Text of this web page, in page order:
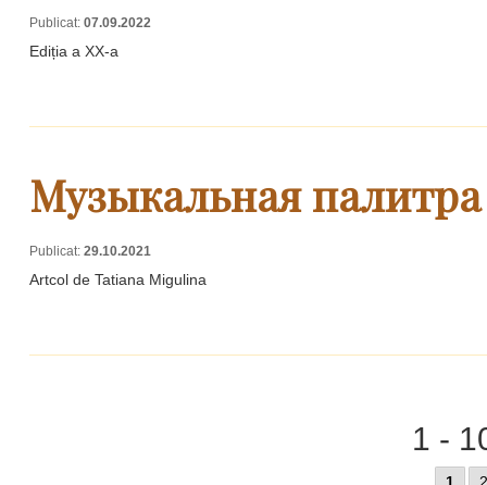
Publicat: 07.09.2022
Ediția a XX-a
Музыкальная
Publicat: 29.10.2021
Artcol de Tatiana Migulina
1 -
1 2